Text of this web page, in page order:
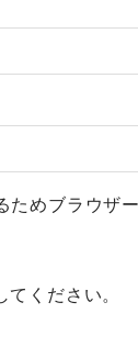
めブラウザ
ください。